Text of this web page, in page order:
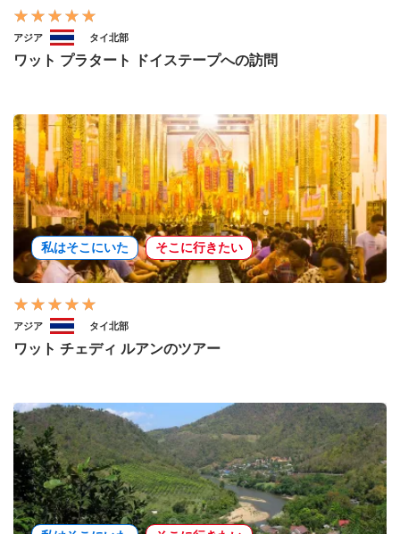
アジア タイ北部
ワット プラタート ドイステープへの訪問
私はそこにいた そこに行きたい
アジア タイ北部
ワット チェディ ルアンのツアー